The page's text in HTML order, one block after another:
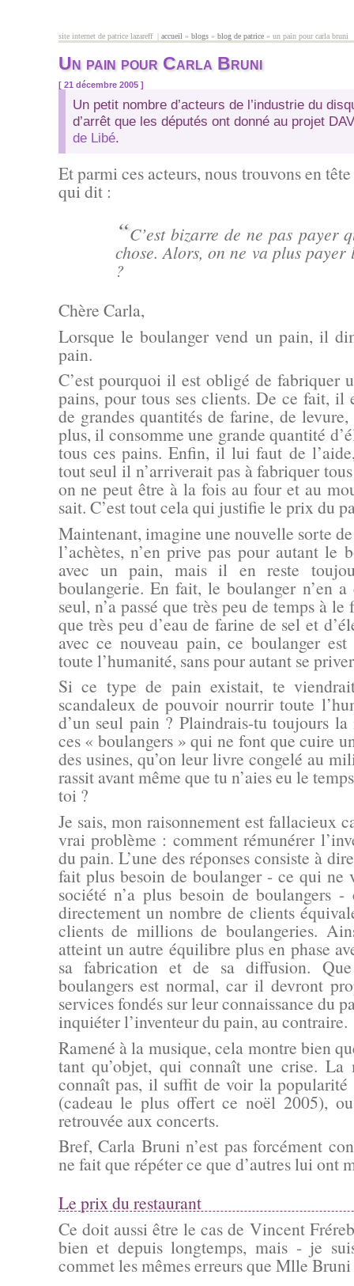
site internet de patrice lazareff |
vous êtes ici
accueil » blogs» blog de patrice» un pain pour carla bruni
Un pain pour Carla Bruni
[ 21 décembre 2005 ]
Un petit nombre d’acteurs de l’industrie du
d’arrêt que les députés ont donné au projet
de Libé.
Et parmi ces acteurs, nous trouvons en
qui dit :
“C’est bizarre de ne pas payer
chose. Alors, on ne va plus payer
?
Chère Carla,
Lorsque le boulanger vend un pain, il
pain.
C’est pourquoi il est obligé de fabriquer
pains, pour tous ses clients. De ce fait, il
de grandes quantités de farine, de
plus, il consomme une grande quantité
tous ces pains. Enfin, il lui faut de
tout seul il n’arriverait pas à fabriquer
on ne peut être à la fois au four et au
sait. C’est tout cela qui justifie le prix du
Maintenant, imagine une nouvelle sorte
l’achètes, n’en prive pas pour autant le
avec un pain, mais il en reste
boulangerie. En fait, le boulanger n’en a
seul, n’a passé que très peu de temps à
que très peu d’eau de farine de sel et
avec ce nouveau pain, ce boulanger
toute l’humanité, sans pour autant se
Si ce type de pain existait, te
scandaleux de pouvoir nourrir toute
d’un seul pain ? Plaindrais-tu toujours
ces « boulangers » qui ne font que cuire
des usines, qu’on leur livre congelé au
rassit avant même que tu n’aies eu le
toi ?
Je sais, mon raisonnement est fallacieux
vrai problème : comment rémunérer
du pain. L’une des réponses consiste à
fait plus besoin de boulanger - ce qui ne
société n’a plus besoin de boulangers
directement un nombre de clients
clients de millions de boulangeries.
atteint un autre équilibre plus en phase
sa fabrication et de sa diffusion.
boulangers est normal, car il devront
services fondés sur leur connaissance du
inquiéter l’inventeur du pain, au contraire.
Ramené à la musique, cela montre bien
tant qu’objet, qui connaît une crise. La
connaît pas, il suffit de voir la popularité
(cadeau le plus offert ce noël 2005),
retrouvée aux concerts.
Bref, Carla Bruni n’est pas forcément
ne fait que répéter ce que d’autres lui ont
Le prix du restaurant
Ce doit aussi être le cas de Vincent
bien et depuis longtemps, mais - je
commet les mêmes erreurs que Mlle Bruni